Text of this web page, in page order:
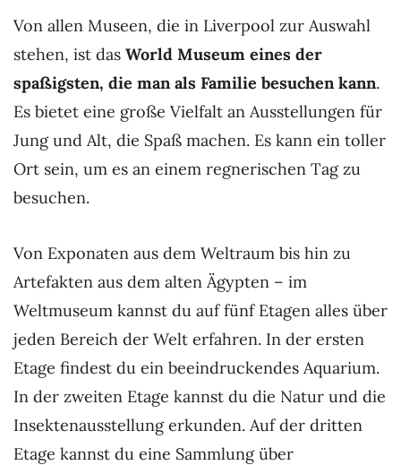
Von allen Museen, die in Liverpool zur Auswahl
stehen, ist das World Museum eines der
spaßigsten, die man als Familie besuchen kann.
Es bietet eine große Vielfalt an Ausstellungen für
Jung und Alt, die Spaß machen. Es kann ein toller
Ort sein, um es an einem regnerischen Tag zu
besuchen.
Von Exponaten aus dem Weltraum bis hin zu
Artefakten aus dem alten Ägypten – im
Weltmuseum kannst du auf fünf Etagen alles über
jeden Bereich der Welt erfahren. In der ersten
Etage findest du ein beeindruckendes Aquarium.
In der zweiten Etage kannst du die Natur und die
Insektenausstellung erkunden. Auf der dritten
Etage kannst du eine Sammlung über